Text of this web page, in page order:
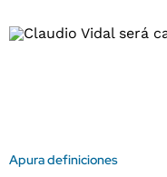
Apura definiciones